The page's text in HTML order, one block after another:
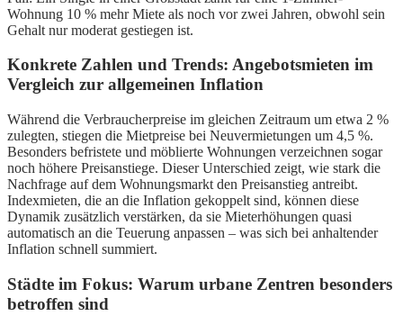
Wohnung 10 % mehr Miete als noch vor zwei Jahren, obwohl sein
Gehalt nur moderat gestiegen ist.
Konkrete Zahlen und Trends: Angebotsmieten im
Vergleich zur allgemeinen Inflation
Während die Verbraucherpreise im gleichen Zeitraum um etwa 2 %
zulegten, stiegen die Mietpreise bei Neuvermietungen um 4,5 %.
Besonders befristete und möblierte Wohnungen verzeichnen sogar
noch höhere Preisanstiege. Dieser Unterschied zeigt, wie stark die
Nachfrage auf dem Wohnungsmarkt den Preisanstieg antreibt.
Indexmieten, die an die Inflation gekoppelt sind, können diese
Dynamik zusätzlich verstärken, da sie Mieterhöhungen quasi
automatisch an die Teuerung anpassen – was sich bei anhaltender
Inflation schnell summiert.
Städte im Fokus: Warum urbane Zentren besonders
betroffen sind